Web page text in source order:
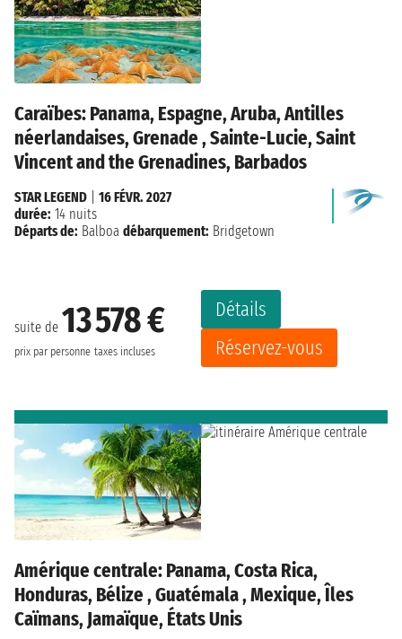
Caraïbes: Panama, Espagne, Aruba, Antilles
néerlandaises, Grenade , Sainte-Lucie, Saint
Vincent and the Grenadines, Barbados
suite de 13 578 €
prix par personne taxes incluses
Détails
Réservez-vous
STAR LEGEND
16 FÉVR. 2027
durée: 14 nuits
Départs de: Balboa débarquement: Bridgetown
Amérique centrale: Panama, Costa Rica,
Honduras, Bélize , Guatémala , Mexique, Îles
Caïmans, Jamaïque, États Unis